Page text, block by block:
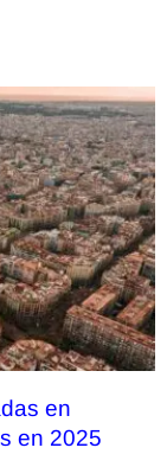
en
en 2025